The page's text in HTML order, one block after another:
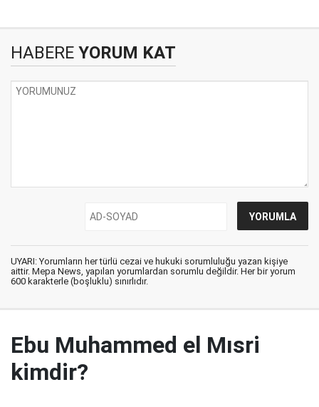
HABERE YORUM KAT
UYARI: Yorumların her türlü cezai ve hukuki sorumluluğu yazan kişiye
aittir. Mepa News, yapılan yorumlardan sorumlu değildir. Her bir yorum
600 karakterle (boşluklu) sınırlıdır.
Ebu Muhammed el Mısri
kimdir?